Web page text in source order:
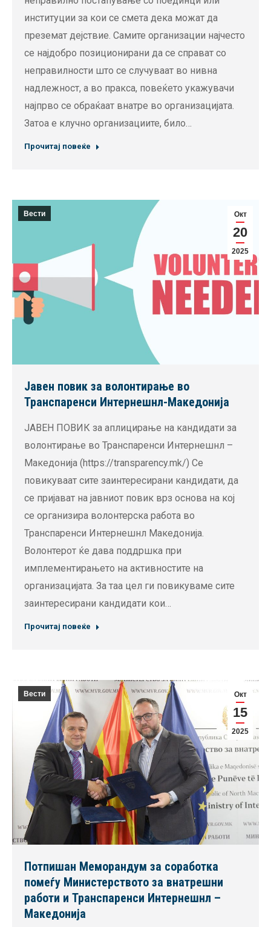
институции за кои се смета дека можат да
преземат дејствие. Самите организации најчесто
се најдобро позиционирани да се справат со
неправилности што се случуваат во нивна
надлежност, а во пракса, повеќето укажувачи
најпрво се обраќаат внатре во организацијата.
Затоа е клучно организациите, било…
Прочитај повеќе
Окт
20
2025
Вести
Јавен повик за волонтирање во
Транспаренси Интернешнл-Македонија
ЈАВЕН ПОВИК за аплицирање на кандидати за
волонтирање во Транспаренси Интернешнл –
Македонија (https://transparency.mk/) Се
повикуваат сите заинтересирани кандидати, да
се пријават на јавниот повик врз основа на кој
се организира волонтерска работа во
Транспаренси Интернешнл Македонија.
Волонтерот ќе дава поддршка при
имплементирањето на активностите на
организацијата. За таа цел ги повикуваме сите
заинтересирани кандидати кои…
Прочитај повеќе
Окт
15
2025
Вести
Потпишан Меморандум за соработка
помеѓу Министерството за внатрешни
работи и Транспаренси Интернешнл –
Македонија